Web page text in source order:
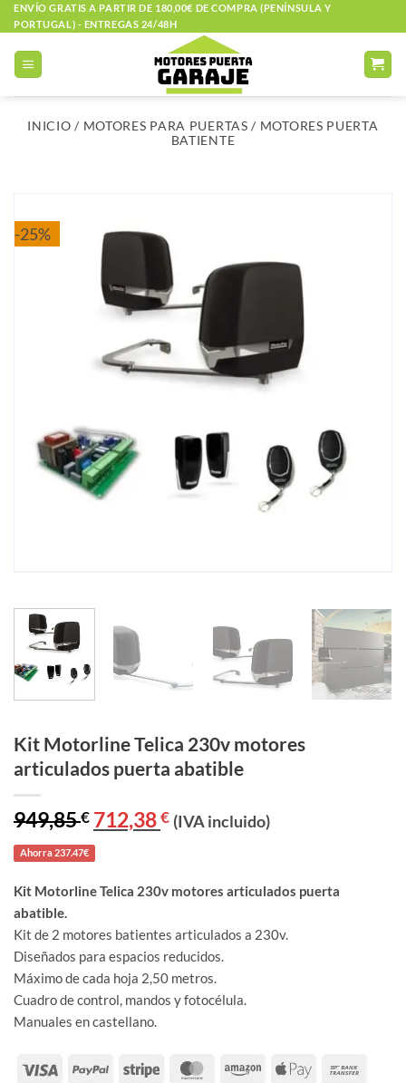
Saltar
al
contenido
ENVÍO GRATIS A PARTIR DE 180,00€ DE COMPRA (PENÍNSULA Y
PORTUGAL) - ENTREGAS 24/48H
INICIO / MOTORES PARA PUERTAS / MOTORES PUERTA
BATIENTE
-25%
Kit Motorline Telica 230v motores
articulados puerta abatible
949,85€ El
precio
original
era:
712,38€El
precio
(IVA incluido)
Ahorra 237.47€
Kit Motorline Telica 230v motores articulados puerta
abatible.
Kit de 2 motores batientes articulados a 230v.
Diseñados para espacios reducidos.
Máximo de cada hoja 2,50 metros.
Cuadro de control, mandos y fotocélula.
Manuales en castellano.